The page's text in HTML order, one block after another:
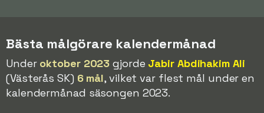
Bästa målgörare kalendermånad
Under oktober 2023 gjorde Jabir Abdihakim Ali
(Västerås SK) 6 mål, vilket var flest mål under en
kalendermånad säsongen 2023.